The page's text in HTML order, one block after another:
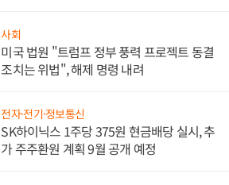
사회
미국 법원 "트럼프 정부 풍력 프로젝트 동결
조치는 위법", 해제 명령 내려
전자·전기·정보통신
SK하이닉스 1주당 375원 현금배당 실시, 추
가 주주환원 계획 9월 공개 예정